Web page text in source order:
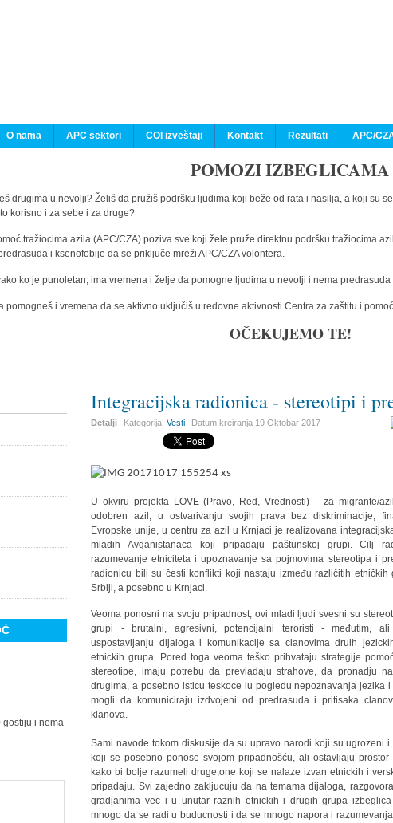
O nama APC sektori COI izveštaji Kontakt Rezultati APC/
POMOZI IZBEGLICAMA
drugima u nevolji? Želiš da pružiš podršku ljudima koji beže od rata i nasilja, a koji su
korisno i za sebe i za druge?
tražiocima azila (APC/CZA) poziva sve koji žele pruže direktnu podršku tražiocima
i ksenofobije da se priključe mreži APC/CZA volontera.
ko je punoletan, ima vremena i želje da pomogne ljudima u nevolji i nema
pomogneš i vremena da se aktivno uključiš u redovne aktivnosti Centra za zaštitu i
OČEKUJEMO TE!
Integracijska radionica - stereotipi i
Detalji Kategorija:Vesti Datum kreiranja 19 Oktobar 2017
U okviru projekta LOVE (Pravo, Red, Vrednosti) – za migrante/
odobren azil, u ostvarivanju svojih prava bez diskriminacije,
Evropske unije, u centru za azil u Krnjaci je realizovana
mladih Avganistanaca koji pripadaju paštunskoj grupi. Cilj
razumevanje etniciteta i upoznavanje sa pojmovima stereotipa i
radionicu bili su česti konflikti koji nastaju između različitih etničkih
Srbiji, a posebno u Krnjaci.
Veoma ponosni na svoju pripadnost, ovi mladi ljudi svesni su
grupi - brutalni, agresivni, potencijalni teroristi - međutim,
uspostavljanju dijaloga i komunikacije sa clanovima druih
etnickih grupa. Pored toga veoma teško prihvataju strategije
stereotipe, imaju potrebu da prevladaju strahove, da pronadju
drugima, a posebno isticu teskoce iu pogledu nepoznavanja jezika
mogli da komuniciraju izdvojeni od predrasuda i pritisaka
klanova.
Sami navode tokom diskusije da su upravo narodi koji su ugrozeni
koji se posebno ponose svojom pripadnošću, ali ostavljaju
kako bi bolje razumeli druge,one koji se nalaze izvan etnickih i
pripadaju. Svi zajedno zakljucuju da na temama dijaloga,
gradjanima vec i u unutar raznih etnickih i drugih grupa
mnogo da se radi u buducnosti i da se mnogo napora i
gostiju i nema